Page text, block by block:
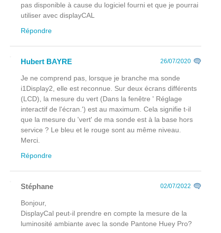
pas disponible à cause du logiciel fourni et que je pourrai
utiliser avec displayCAL
Répondre
Hubert BAYRE 26/07/2020
Je ne comprend pas, lorsque je branche ma sonde
i1Display2, elle est reconnue. Sur deux écrans différents
(LCD), la mesure du vert (Dans la fenêtre ' Réglage
interactif de l'écran.') est au maximum. Cela signifie t-il
que la mesure du 'vert' de ma sonde est à la base hors
service ? Le bleu et le rouge sont au même niveau.
Merci.
Répondre
Stéphane 02/07/2022
Bonjour,
DisplayCal peut-il prendre en compte la mesure de la
luminosité ambiante avec la sonde Pantone Huey Pro?